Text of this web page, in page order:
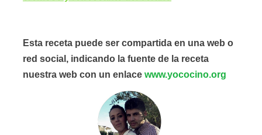
Esta receta puede ser compartida en una web o
red social, indicando la fuente de la receta
nuestra web con un enlace www.yococino.org